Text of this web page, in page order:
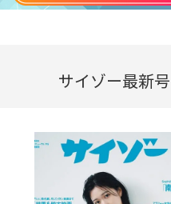
サイゾー最新号